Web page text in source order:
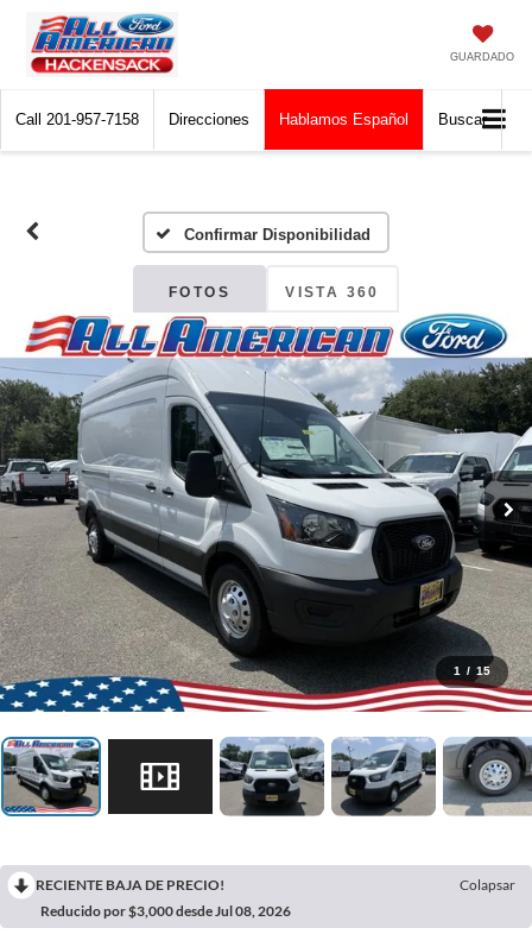
GUARDADO
Call 201-957-7158 Direcciones Hablamos Español Buscar
Confirmar Disponibilidad
FOTOS VISTA 360
1 / 15
RECIENTE BAJA DE PRECIO!
Colapsar
Reducido por $3,000 desde Jul 08, 2026